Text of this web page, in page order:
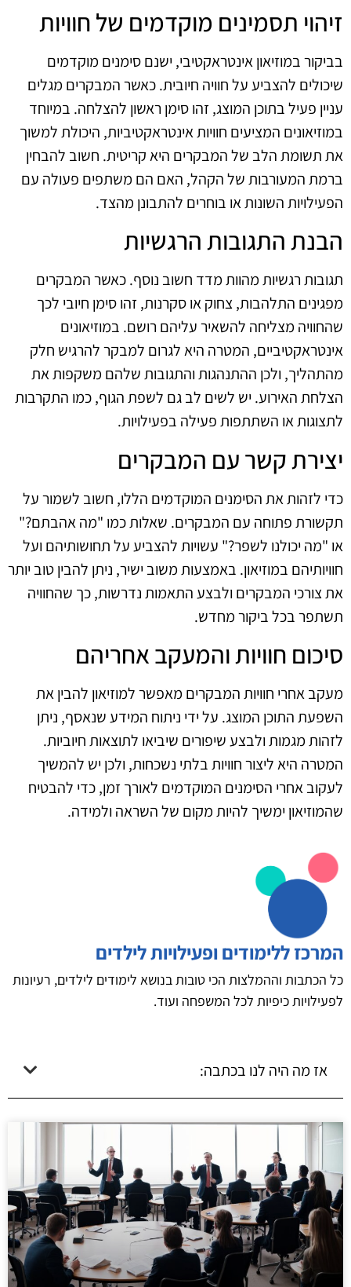
זיהוי תסמינים מוקדמים של חוויות
בביקור במוזיאון אינטראקטיבי, ישנם סימנים מוקדמים
שיכולים להצביע על חוויה חיובית. כאשר המבקרים מגלים
עניין פעיל בתוכן המוצג, זהו סימן ראשון להצלחה. במיוחד
במוזיאונים המציעים חוויות אינטראקטיביות, היכולת למשוך
את תשומת הלב של המבקרים היא קריטית. חשוב להבחין
ברמת המעורבות של הקהל, האם הם משתפים פעולה עם
הפעילויות השונות או בוחרים להתבונן מהצד.
הבנת התגובות הרגשיות
תגובות רגשיות מהוות מדד חשוב נוסף. כאשר המבקרים
מפגינים התלהבות, צחוק או סקרנות, זהו סימן חיובי לכך
שהחוויה מצליחה להשאיר עליהם רושם. במוזיאונים
אינטראקטיביים, המטרה היא לגרום למבקר להרגיש חלק
מהתהליך, ולכן ההתנהגות והתגובות שלהם משקפות את
הצלחת האירוע. יש לשים לב גם לשפת הגוף, כמו התקרבות
לתצוגות או השתתפות פעילה בפעילויות.
יצירת קשר עם המבקרים
כדי לזהות את הסימנים המוקדמים הללו, חשוב לשמור על
תקשורת פתוחה עם המבקרים. שאלות כמו "מה אהבתם?"
או "מה יכולנו לשפר?" עשויות להצביע על תחושותיהם ועל
חוויותיהם במוזיאון. באמצעות משוב ישיר, ניתן להבין טוב יותר
את צורכי המבקרים ולבצע התאמות נדרשות, כך שהחוויה
תשתפר בכל ביקור מחדש.
סיכום חוויות והמעקב אחריהם
מעקב אחרי חוויות המבקרים מאפשר למוזיאון להבין את
השפעת התוכן המוצג. על ידי ניתוח המידע שנאסף, ניתן
לזהות מגמות ולבצע שיפורים שיביאו לתוצאות חיוביות.
המטרה היא ליצור חוויות בלתי נשכחות, ולכן יש להמשיך
לעקוב אחרי הסימנים המוקדמים לאורך זמן, כדי להבטיח
שהמוזיאון ימשיך להיות מקום של השראה ולמידה.
המרכז ללימודים ופעילויות לילדים
כל הכתבות וההמלצות הכי טובות בנושא לימודים לילדים, רעיונות
לפעילויות כיפיות לכל המשפחה ועוד.
אז מה היה לנו בכתבה: